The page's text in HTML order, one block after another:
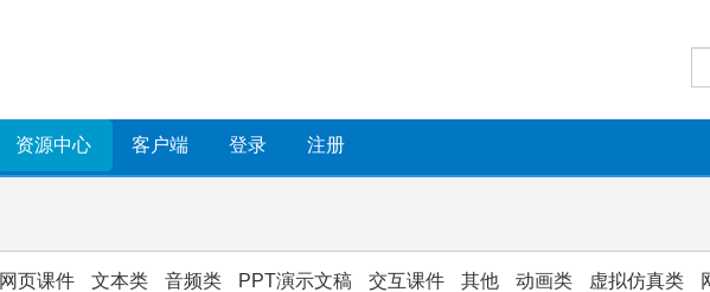
资源中心 客户端 登录 注册
网页课件 文本类 音频类 PPT演示文稿 交互课件 其他 动画类 虚拟仿真类